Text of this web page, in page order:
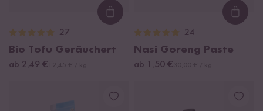
Loading...
27
Bio Tofu Geräuchert
ab 2,49 €
24
Nasi Goreng Paste
ab 1,50 €